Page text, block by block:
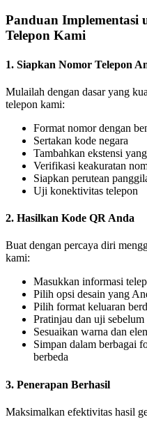
Panduan Implementasi
Telepon Kami
1. Siapkan Nomor Telepon
Mulailah dengan dasar yang
telepon kami:
Format nomor dengan
Sertakan kode negara
Tambahkan ekstensi
Verifikasi keakuratan
Siapkan perutean
Uji konektivitas telepon
2. Hasilkan Kode QR Anda
Buat dengan percaya diri
kami:
Masukkan informasi
Pilih opsi desain yang
Pilih format keluaran
Pratinjau dan uji sebelum
Sesuaikan warna dan
Simpan dalam berbagai
berbeda
3. Penerapan Berhasil
Maksimalkan efektivitas hasil